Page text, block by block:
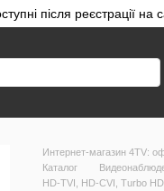
після реєстрації на
Интернет-магазин 4TV:
Каталог
HD-TVI, HD-CVI, Turbo